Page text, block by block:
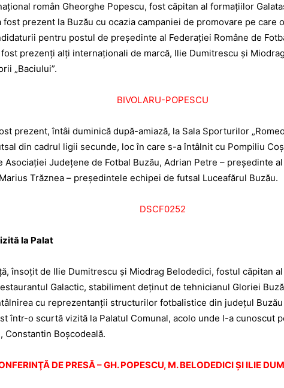
român Gheorghe Popescu, fost căpitan al formațiilor
fost prezent la Buzău cu ocazia campaniei de promovare pe care
pentru postul de președinte al Federației Române de
fost prezenți alți internaționali de marcă, Ilie Dumitrescu și
„Baciului”.
prezent, întâi duminică după-amiază, la Sala Sporturilor
din cadrul ligii secunde, loc în care s-a întâlnit cu Pompiliu
Asociației Județene de Fotbal Buzău, Adrian Petre – preșe­dinte
Trăznea – președintele echipei de futsal Luceafărul Buzău.
la Palat
însoțit de Ilie Dumitrescu și Miodrag Belodedici, fostul căpitan
Galactic, stabiliment deținut de tehnicianul Gloriei
cu reprezentanții structurilor fotbalistice din județul Buzău
într-o scurtă vizită la Palatul Comunal, acolo unde l-a cunoscut
Constantin Boșcodeală.
DE PRESĂ – GH. POPESCU, M. BELODEDICI ŞI ILIE